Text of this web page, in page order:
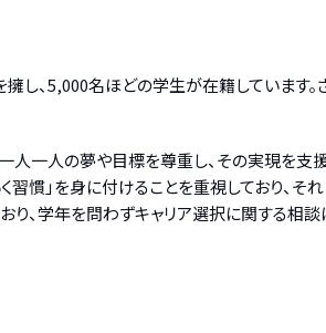
、5,000名ほどの学生が在籍しています
一人の夢や目標を尊重し、その実現を支援
習慣」を身に付けることを重視しており、
、学年を問わずキャリア選択に関する相談